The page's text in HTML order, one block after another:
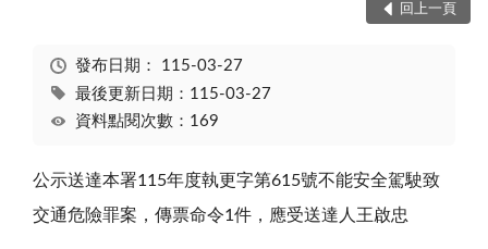
回上一頁
發布日期： 115-03-27
最後更新日期：115-03-27
資料點閱次數：169
公示送達本署115年度執更字第615號不能安全駕駛致
交通危險罪案，傳票命令1件，應受送達人王啟忠